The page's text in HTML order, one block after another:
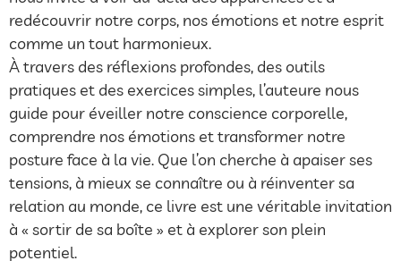
redécouvrir notre corps, nos émotions et notre esprit
comme un tout harmonieux.
À travers des réflexions profondes, des outils
pratiques et des exercices simples, l’auteure nous
guide pour éveiller notre conscience corporelle,
comprendre nos émotions et transformer notre
posture face à la vie. Que l’on cherche à apaiser ses
tensions, à mieux se connaître ou à réinventer sa
relation au monde, ce livre est une véritable invitation
à « sortir de sa boîte » et à explorer son plein
potentiel.